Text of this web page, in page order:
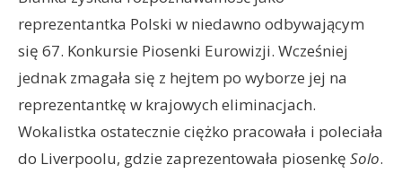
reprezentantka Polski w niedawno odbywającym
się 67. Konkursie Piosenki Eurowizji. Wcześniej
jednak zmagała się z hejtem po wyborze jej na
reprezentantkę w krajowych eliminacjach.
Wokalistka ostatecznie ciężko pracowała i poleciała
do Liverpoolu, gdzie zaprezentowała piosenkę Solo.